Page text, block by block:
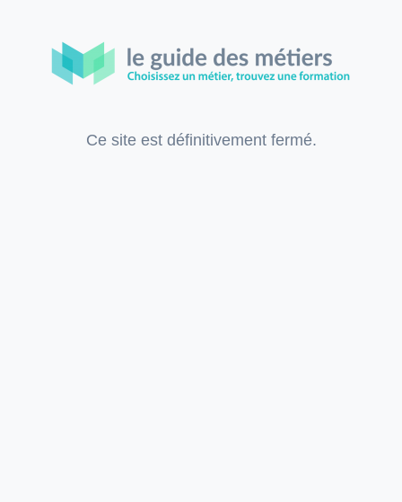
Ce site est définitivement fermé.